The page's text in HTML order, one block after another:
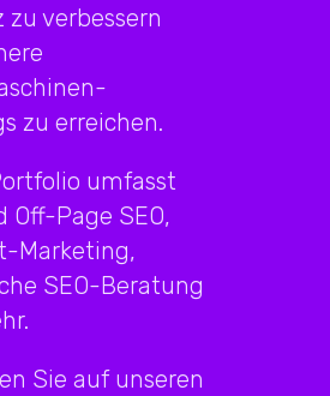
zu verbessern
zu erreichen.
umfasst
Off-Page SEO,
Marketing,
SEO-Beratung
Sie auf unseren